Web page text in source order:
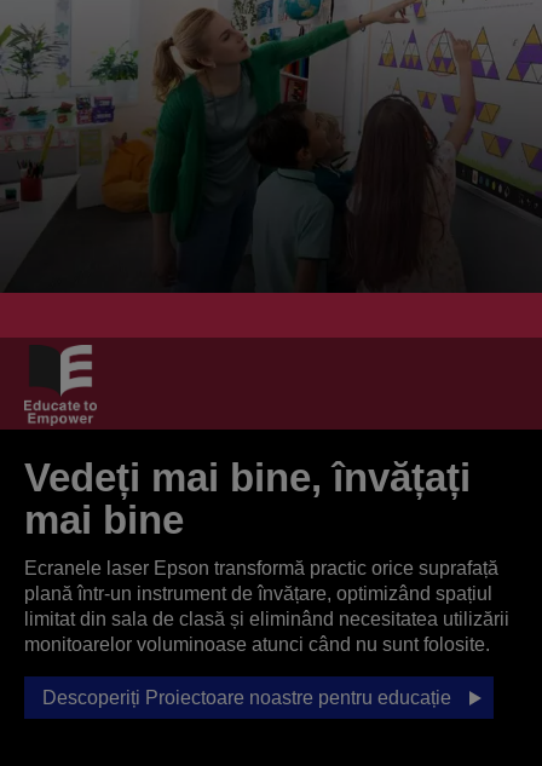
Vedeți mai bine, învățați
mai bine
Ecranele laser Epson transformă practic orice suprafață
plană într-un instrument de învățare, optimizând spațiul
limitat din sala de clasă și eliminând necesitatea utilizării
monitoarelor voluminoase atunci când nu sunt folosite.
Descoperiți Proiectoare noastre pentru educație